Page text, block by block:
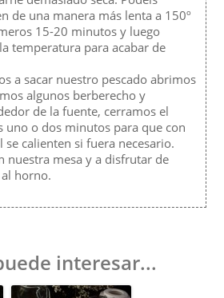
de una manera más lenta a 150º
15-20 minutos y luego
temperatura para acabar de
a sacar nuestro pescado abrimos
algunos berberecho y
de la fuente, cerramos el
uno o dos minutos para que con
se calienten si fuera necesario.
nuestra mesa y a disfrutar de
horno.
interesar...